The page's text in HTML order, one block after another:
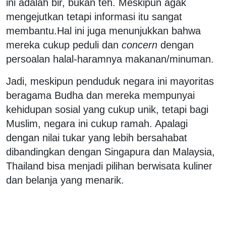
ini adalah bir, bukan teh. Meskipun agak
mengejutkan tetapi informasi itu sangat
membantu.Hal ini juga menunjukkan bahwa
mereka cukup peduli dan concern dengan
persoalan halal-haramnya makanan/minuman.
Jadi, meskipun penduduk negara ini mayoritas
beragama Budha dan mereka mempunyai
kehidupan sosial yang cukup unik, tetapi bagi
Muslim, negara ini cukup ramah. Apalagi
dengan nilai tukar yang lebih bersahabat
dibandingkan dengan Singapura dan Malaysia,
Thailand bisa menjadi pilihan berwisata kuliner
dan belanja yang menarik.